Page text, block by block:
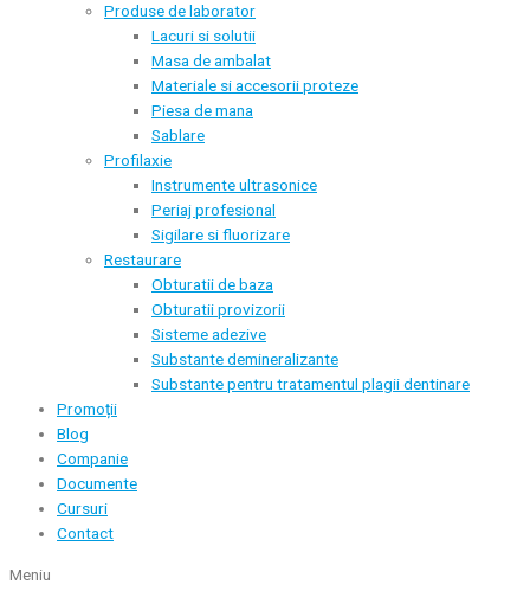
Produse de laborator
Lacuri si solutii
Masa de ambalat
Materiale si accesorii proteze
Piesa de mana
Sablare
Profilaxie
Instrumente ultrasonice
Periaj profesional
Sigilare si fluorizare
Restaurare
Obturatii de baza
Obturatii provizorii
Sisteme adezive
Substante demineralizante
Substante pentru tratamentul plagii dentinare
Promoții
Blog
Companie
Documente
Cursuri
Contact
Meniu